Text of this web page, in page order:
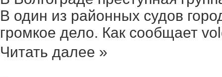
В один из районных судов
громкое дело. Как сообщает
Читать далее »